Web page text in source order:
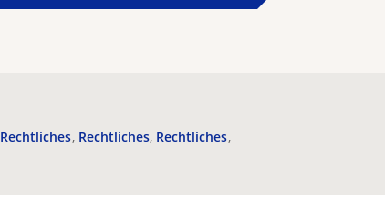
Rechtliches Rechtliches Rechtliches